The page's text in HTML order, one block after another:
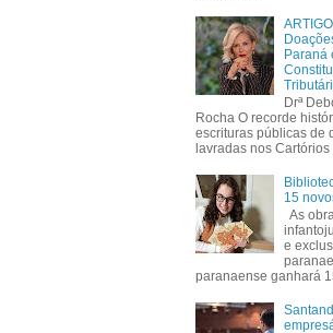
Paraná
Drª
Rocha O recorde
escrituras públicas de
lavradas nos
15
As
e
paranaense ganhará